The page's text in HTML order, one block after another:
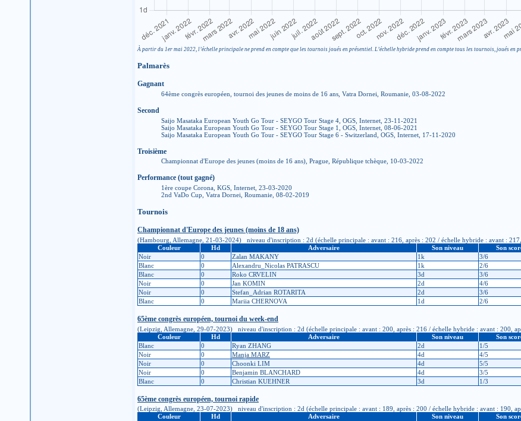
À partir du 1er mai 2022, l’échelle principale ne prend en compte que les tournois joués en présentiel. L’échelle hybride prend en compte tous les tournois, joués en
Palmarès
Gagnant
64ème congrès européen, tournoi des jeunes de moins de 16 ans, Vatra Dornei, Roumanie, 03-08-2022
Second
Saijo Masataka European Youth Go Tour - SEYGO Tour Stage 4, OGS, Internet, 23-11-2021
Saijo Masataka European Youth Go Tour - SEYGO Tour Stage 1, OGS, Internet, 08-06-2021
Saijo Masataka European Youth Go Tour - SEYGO Tour Stage 6 - Switzerland, OGS, Internet, 17-11-2020
Troisième
Championnat d'Europe des jeunes (moins de 16 ans), Prague, République tchèque, 10-03-2022
Performance (tout gagné)
1ère coupe Corona, KGS, Internet, 23-03-2020
2nd VaDo Cup, Vatra Dornei, Roumanie, 08-02-2019
Tournois
Championnat d'Europe des jeunes (moins de 18 ans)
(Hambourg, Allemagne, 21-03-2024) niveau d'inscription : 2d (échelle principale : avant : 216, après : 202 / échelle hybride : avant :
Couleur
Hd Adversaire Son niveau Son
Noir
0 Zalan MAKANY 1k 3/6
Blanc
0 Alexandru_Nicolas PATRASCU 1k 2/6
Blanc
0 Roko CRVELIN 3d 3/6
Noir
0 Jan KOMIN 2d 4/6
Noir
0 Stefan_Adrian ROTARITA 2d 3/6
Blanc
0 Mariia CHERNOVA 1d 2/6
65ème congrès européen, tournoi du week-end
(Leipzig, Allemagne, 29-07-2023) niveau d'inscription : 2d (échelle principale : avant : 200, après : 216 / échelle hybride : avant : 200,
Couleur
Hd Adversaire Son niveau Son
Blanc
0 Ryan ZHANG 2d 1/5
Noir
0 Manja MARZ 4d 4/5
Noir
0 Choonki LIM 4d 5/5
Noir
0 Benjamin BLANCHARD 4d 3/5
Blanc
0 Christian KUEHNER 3d 1/3
65ème congrès européen, tournoi rapide
(Leipzig, Allemagne, 23-07-2023) niveau d'inscription : 2d (échelle principale : avant : 189, après : 200 / échelle hybride : avant : 190,
Couleur
Hd Adversaire Son niveau Son